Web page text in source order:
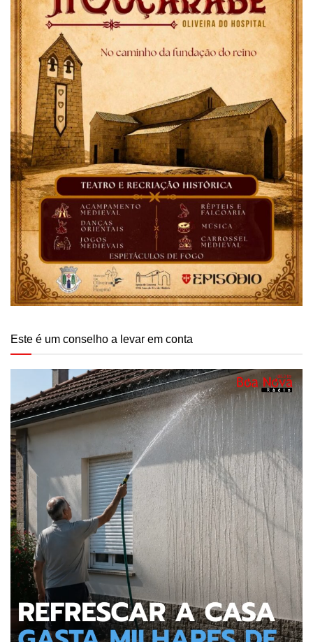
Este é um conselho a levar em conta